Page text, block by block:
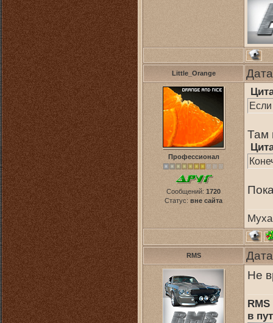
Little_Orange
Профессионал
Сообщений: 1720
Статус: вне сайта
Если
Там
RMS
Не
в